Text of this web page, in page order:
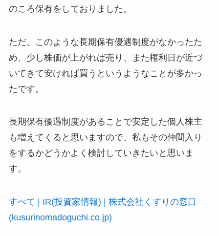
のころ保有をしておりました。
ただ、このような長期保有優遇制度がなかったた
め、少し株価が上がれば売り、また権利日が近づ
いてきて安ければ買うというようなことが多かっ
たです。
長期保有優遇制度があることで安定した個人株主
も増えてくると思いますので、私もその仲間入り
をするかどうかよく検討していきたいと思いま
す。
すべて | IR(投資家情報) | 株式会社くすりの窓口
(kusurinomadoguchi.co.jp)